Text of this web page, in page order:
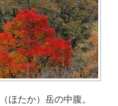
ほたか）岳の中腹。